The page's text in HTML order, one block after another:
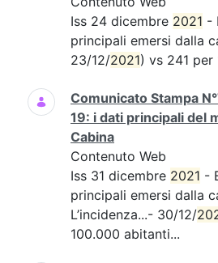
Iss 24 dicembre 2021 -
principali emersi dalla
23/12/2021) vs 241 per
Comunicato Stampa
19: i dati principali del
Cabina
Contenuto Web
Iss 31 dicembre 2021 -
principali emersi dalla
L’incidenza...- 30/12/
100.000 abitanti...